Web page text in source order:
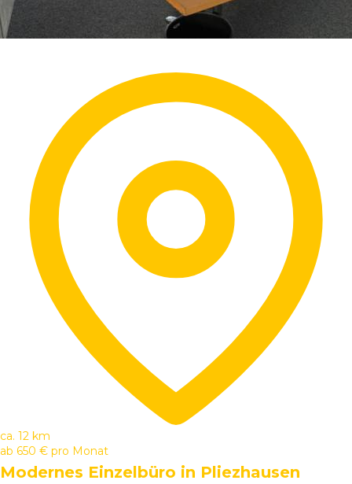
ca. 12 km
ab 650 € pro Monat
Modernes Einzelbüro in Pliezhausen